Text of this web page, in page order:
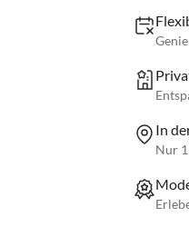
In
Nur